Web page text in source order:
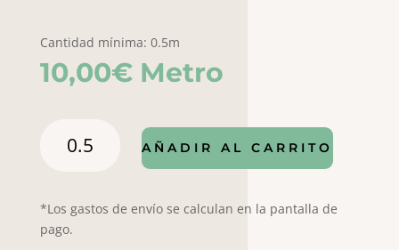
Cantidad mínima: 0.5m
10,00€ Metro
DORE
AÑADIR AL CARRITO
*Los gastos de envío se calculan en la pantalla de
pago.